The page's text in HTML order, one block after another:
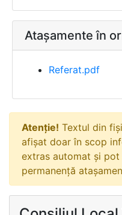
Atașamente în
Referat.pdf
Atenție! Textul din
afișat doar în scop
extras automat și
permanență